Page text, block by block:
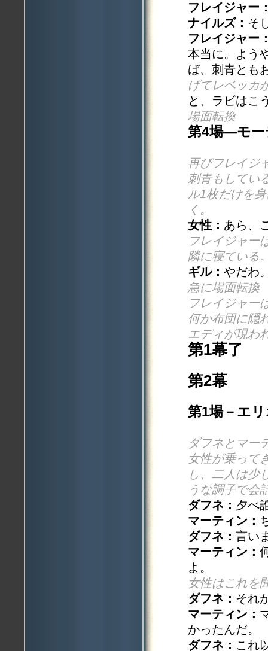
フレイジャー
ナイルズ： そ
フレイジャー
本当に。よう
ば、刺青とも
げてレベッカ
と、ラビはこ
場面転換
第4場—モー
再びフレイジ
刺青もしてい
ル1枚だけを
く。
女性： あら、
フレイジャー
隣に寝ている
ギル： やだわ
急に場面転換
フレイジャー
何か布団に隠
エディが現わ
第1幕了
第2幕
第1場－エ
ダフネとマー
女性が乗って
し、二人は少
うな調子で会
ダフネ： 夕べ
マーティン：
ダフネ： 言い
マーティン：
よ。
女性はこれを
ダフネ： それ
マーティン：
かったんだ。
ダフネ： これ